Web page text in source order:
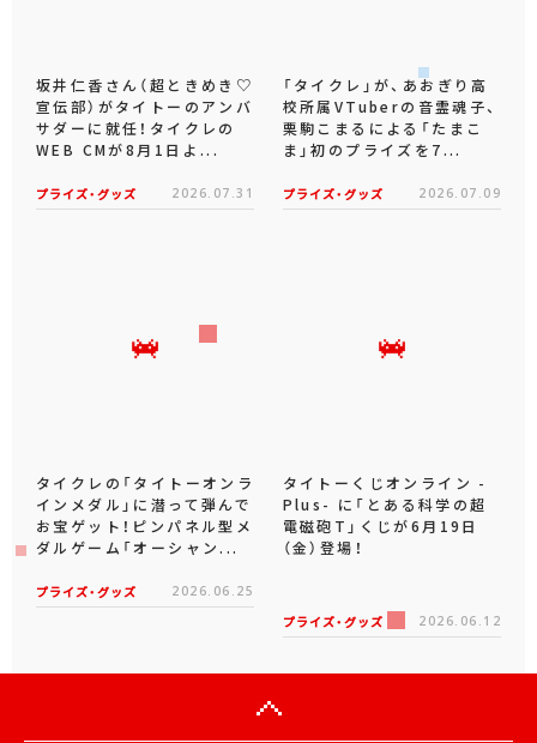
坂井仁香さん（超ときめき♡
宣伝部）がタイトーのアンバ
サダーに就任！タイクレの
WEB CMが8月1日よ...
プライズ・グッズ 2026.07.31
「タイクレ」が、あおぎり高
校所属VTuberの音霊魂子、
栗駒こまるによる「たまこ
ま」初のプライズを7...
プライズ・グッズ 2026.07.09
タイクレの「タイトーオンラ
インメダル」に潜って弾んで
お宝ゲット！ピンパネル型メ
ダルゲーム「オーシャン...
プライズ・グッズ 2026.06.25
タイトーくじオンライン -
Plus- に「とある科学の超
電磁砲T」くじが6月19日
（金）登場！
プライズ・グッズ 2026.06.12